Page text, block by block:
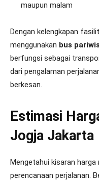
maupun malam
Dengan kelengkapan
menggunakan bus
berfungsi sebagai
dari pengalaman
berkesan.
Estimasi
Jogja Jakarta
Mengetahui kisaran
perencanaan perjalanan.